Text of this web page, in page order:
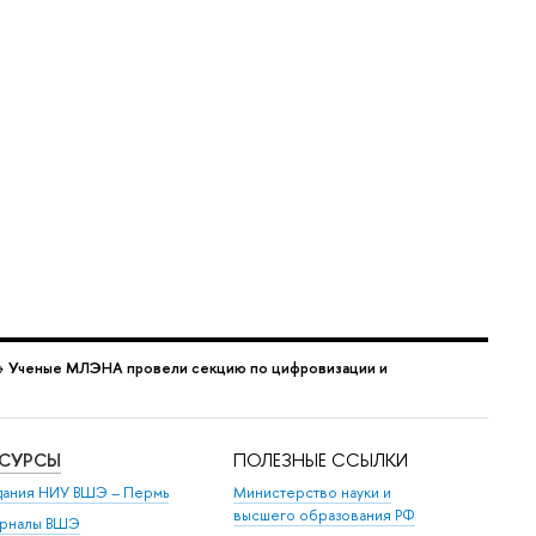
Ученые МЛЭНА провели секцию по цифровизации и
НИУ ВШЭ ­– Пермь
ВШЭ
ПОЛЕЗНЫЕ ССЫЛКИ
Министерство науки и
высшего образования РФ